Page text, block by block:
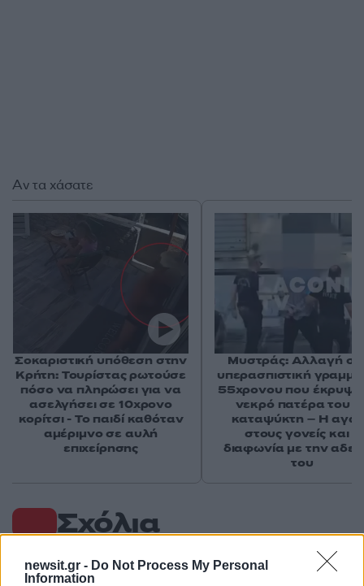
newsit.gr - Do Not Process My Personal
Information
Σχόλια
Αν τα χάσατε
Σοκαριστική υπόθεση στην
Κρήτη: Τουρίστας ρωτούσε
πόσο να πληρώσει για να
ασελγήσει σε 10χρονο
κορίτσι - Το παιδί καθόταν
αμέριμνο σε αυλή
επιχείρησης
Μυστράς: Αλλαγή
υπερασπιστική
55χρονου που έκρυψε
νεκρό πατέρα του
καταψύκτη – Η
στους γονείς και η
διαφωνία με την
του